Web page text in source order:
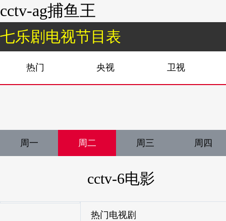
cctv-ag捕鱼王
七乐剧电视节目表
热门 央视 卫视
周一 周二 周三 周四
cctv-6电影
热门电视剧